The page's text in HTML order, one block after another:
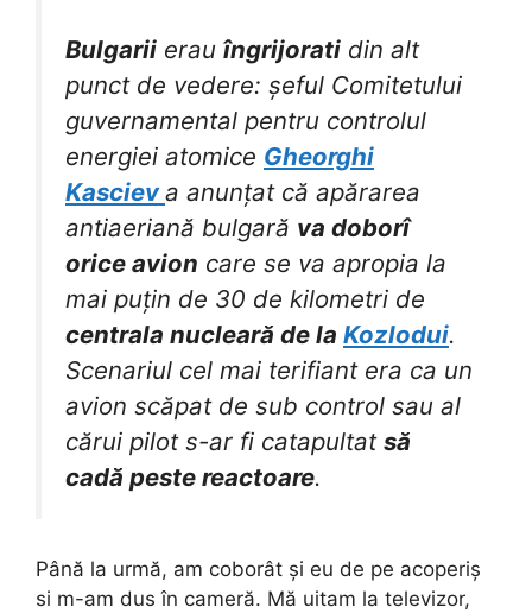
Bulgarii erau îngrijorati din alt
punct de vedere: șeful Comitetului
guvernamental pentru controlul
energiei atomice Gheorghi
Kascieva anunțat că apărarea
antiaeriană bulgară va doborî
orice avion care se va apropia la
mai puțin de 30 de kilometri de
centrala nucleară de la Kozlodui.
Scenariul cel mai terifiant era ca un
avion scăpat de sub control sau al
cărui pilot s-ar fi catapultat să
cadă peste reactoare.
Până la urmă, am coborât și eu de pe acoperiș
si m-am dus în cameră. Mă uitam la televizor,